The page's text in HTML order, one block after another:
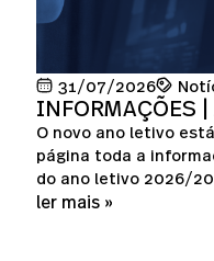
31/07/2026
INFORMAÇÕES
O novo ano letivo
página toda a
do ano letivo 2026/
ler mais »